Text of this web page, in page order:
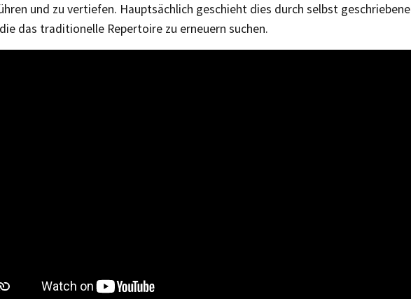
und zu vertiefen. Hauptsächlich geschieht dies durch selbst geschriebene
das traditionelle Repertoire zu erneuern suchen.